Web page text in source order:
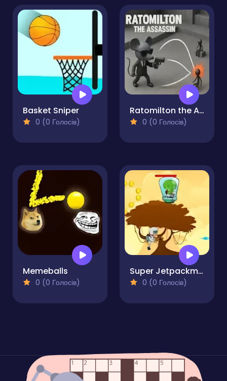
Basket Sniper
0 (0 Голосів)
Ratomilton the Assassin
0 (0 Голосів)
Memeballs
0 (0 Голосів)
Super Jetpackman Shooter
0 (0 Голосів)